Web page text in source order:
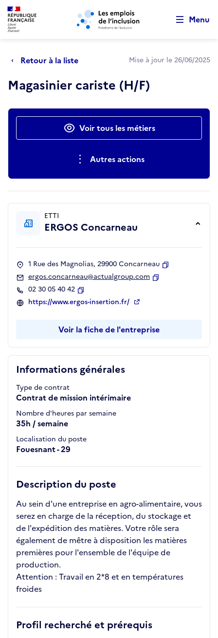
Aller au menu principal Aller au contenu principal
Menu
Retour à la liste Mise à jour le 26/06/2025
Magasinier cariste (H/F)
Actions rapidesVoir tous les métiers
Autres actions
Informations générales
Type de contrat
Contrat de mission intérimaire
Nombre d'heures par semaine
35h / semaine
Localisation du poste
Fouesnant - 29
Description du poste
Au sein d'une entreprise en agro-alimentaire, vous
serez en charge de la réception, du stockage et
de l'expédition des matières. Votre rôle sera
également de mêtre à disposition les matières
premières pour l'ensemble de l'équipe de
production.
Attention : Travail en 2*8 et en températures
froides
Profil recherché et prérequis
ETTI
ERGOS Concarneau
1 Rue des Magnolias, 29900 Concarneau
ergos.concarneau@actualgroup.com
02 30 05 40 42
Copier
https://www.ergos-insertion.fr/
Voir la fiche de l'entreprise
Retour au début de la page
Panneau de gestion des cookies